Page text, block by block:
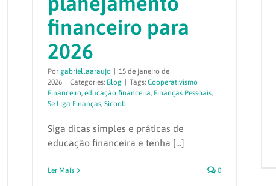
financeiro para
2026
Por gabriellaaraujo | 15 de janeiro de
2026 | Categories: Blog | Tags: Cooperativismo
Financeiro, educação financeira, Finanças Pessoais,
Se Liga Finanças, Sicoob
Siga dicas simples e práticas de
educação financeira e tenha [...]
Ler Mais 0